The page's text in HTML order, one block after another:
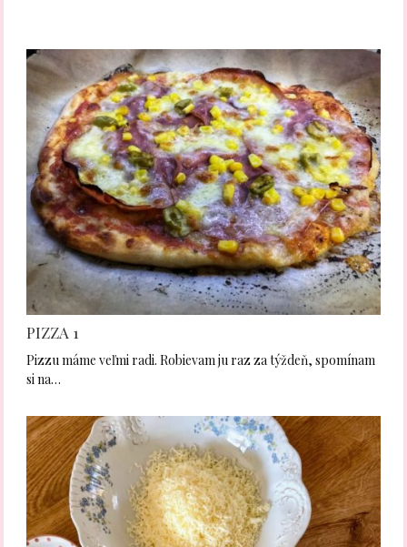
PIZZA 1
Pizzu máme veľmi radi. Robievam ju raz za týždeň, spomínam
si na…